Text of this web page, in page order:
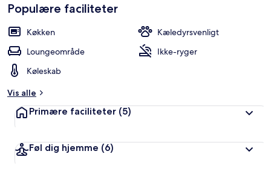
Populære faciliteter
Køkken
Kæledyrsvenligt
Loungeområde
Ikke-ryger
Køleskab
Vis alle
Primære faciliteter (5)
Føl dig hjemme (6)